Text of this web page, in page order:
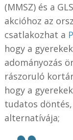
(MMSZ) és a
akcióhoz az
csatlakozhat a
hogy a
adományozás
rászoruló
hogy a
tudatos
alternatívája;